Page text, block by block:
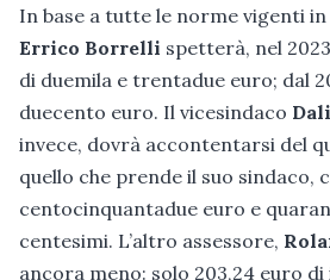
In base a tutte le norme vigenti
Errico Borrelli spetterà, nel
di duemila e trentadue euro; dal
duecento euro. Il vicesindaco
invece, dovrà accontentarsi del
quello che prende il suo sindaco,
centocinquantadue euro e
centesimi. L’altro assessore,
ancora meno: solo 203,24 euro